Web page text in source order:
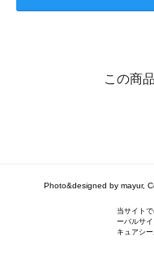
この商
Photo&designed by mayur,
当サイト
ーバルサ
キュアシ